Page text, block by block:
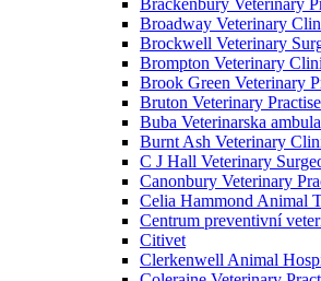
Broadway Veterinary
Brockwell Veterinary
Brompton Veterinary
Brook Green Veterinary
Bruton Veterinary Practise
Buba Veterinarska
Burnt Ash Veterinary
C J Hall Veterinary
Canonbury Veterinary
Celia Hammond Animal
Centrum preventivní
Citivet
Clerkenwell Animal